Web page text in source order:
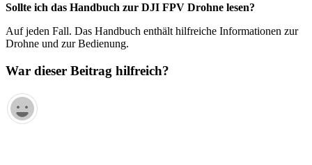
Sollte ich das Handbuch zur DJI FPV Drohne lesen?
Auf jeden Fall. Das Handbuch enthält hilfreiche Informationen zur
Drohne und zur Bedienung.
War dieser Beitrag hilfreich?